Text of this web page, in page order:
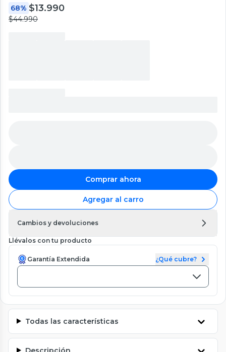
68% $13.990
$44.990
Comprar ahora
Agregar al carro
Cambios y devoluciones
Llévalos con tu producto
Garantía Extendida ¿Qué cubre?
Todas las características